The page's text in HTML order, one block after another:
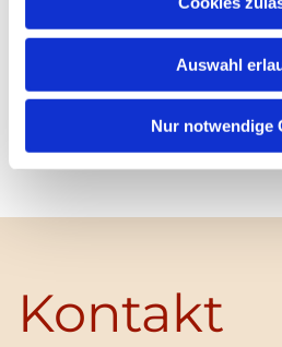
Auswahl
Nur notwendige
Kontakt